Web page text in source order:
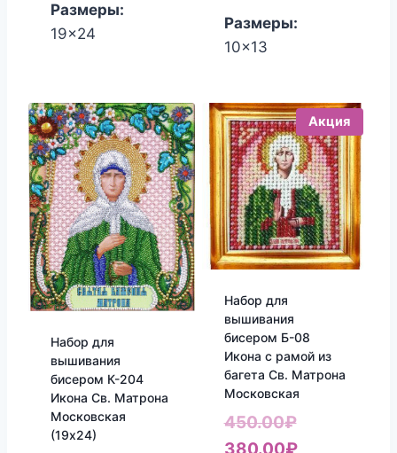
Размеры:
19x24
Размеры:
10x13
Набор для
вышивания
бисером К-204
Икона Св. Матрона
Московская
(19х24)
Акция
Набор для
вышивания
бисером Б-08
Икона с рамой из
багета Св. Матрона
Московская
450.00₽
цена
380.00₽Текущая